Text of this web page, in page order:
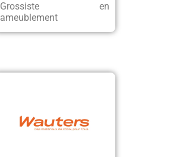
Grossiste en
ameublement